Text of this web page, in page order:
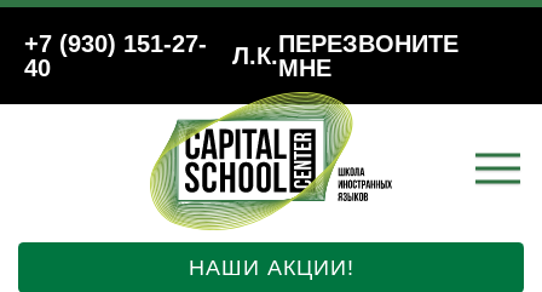
+7 (930) 151-27-
40
Л.К.ПЕРЕЗВОНИТЕ
МНЕ
НАШИ АКЦИИ!